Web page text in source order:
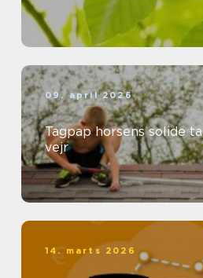
09. april 2026
Tagpap horsens solide tage til vind og
vejr
14. marts 2026